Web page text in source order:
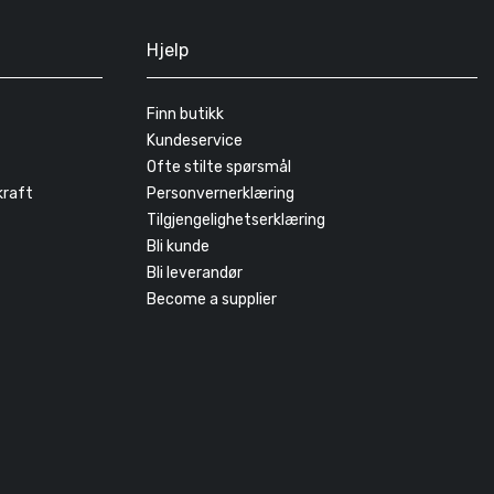
Hjelp
Finn butikk
Kundeservice
Ofte stilte spørsmål
Personvernerklæring
Tilgjengelighetserklæring
Bli kunde
Bli leverandør
Become a supplier